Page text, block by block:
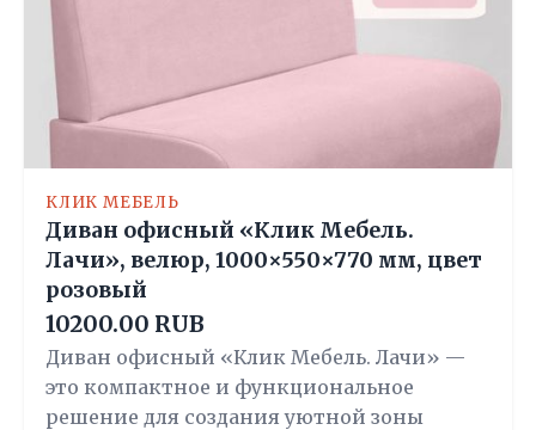
КЛИК МЕБЕЛЬ
Диван офисный «Клик Мебель.
Лачи», велюр, 1000×550×770 мм, цвет
розовый
10200.00 RUB
Диван офисный «Клик Мебель. Лачи» —
это компактное и функциональное
решение для создания уютной зоны